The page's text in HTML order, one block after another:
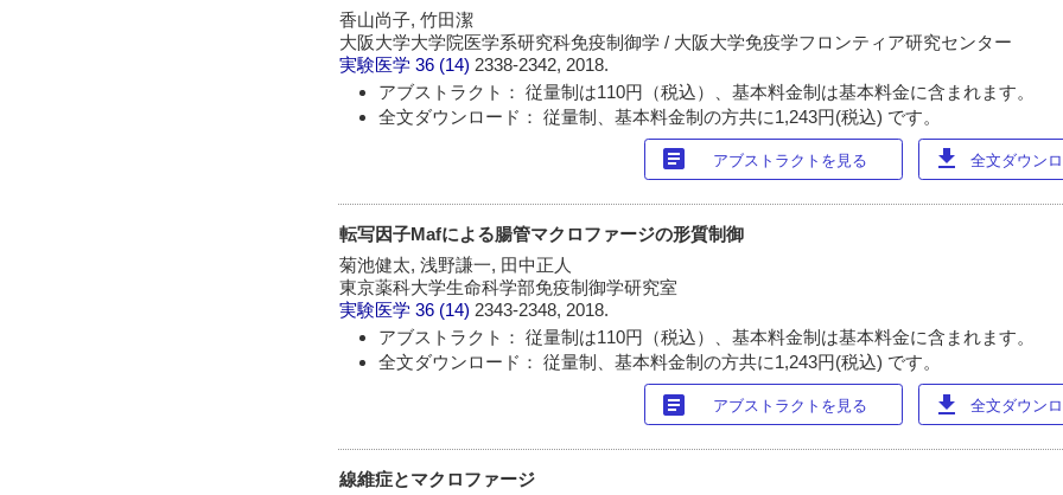
香山尚子, 竹田潔
大阪大学大学院医学系研究科免疫制御学 / 大阪大学免疫学フロンティア研究センター
実験医学 36 (14) 2338-2342, 2018.
アブストラクト： 従量制は110円（税込）、基本料金制は基本料金に含まれます。
全文ダウンロード： 従量制、基本料金制の方共に1,243円(税込) です。
article アブストラクトを見る download 全文ダウン
転写因子Mafによる腸管マクロファージの形質制御
菊池健太, 浅野謙一, 田中正人
東京薬科大学生命科学部免疫制御学研究室
実験医学 36 (14) 2343-2348, 2018.
アブストラクト： 従量制は110円（税込）、基本料金制は基本料金に含まれます。
全文ダウンロード： 従量制、基本料金制の方共に1,243円(税込) です。
article アブストラクトを見る download 全文ダウン
線維症とマクロファージ